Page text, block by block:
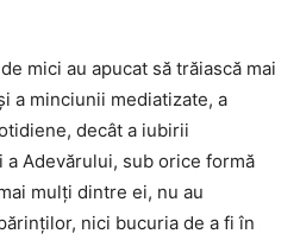
mici au apucat să trăiască mai
a minciunii mediatizate, a
decât a iubirii
Adevărului, sub orice formă
mulţi dintre ei, nu au
nici bucuria de a fi în